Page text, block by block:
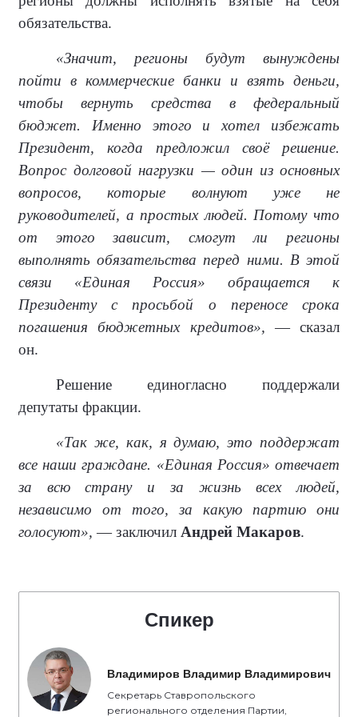
обязательства.
«Значит, регионы будут вынуждены
пойти в коммерческие банки и взять деньги,
чтобы вернуть средства в федеральный
бюджет. Именно этого и хотел избежать
Президент, когда предложил своё решение.
Вопрос долговой нагрузки — один из основных
вопросов, которые волнуют уже не
руководителей, а простых людей. Потому что
от этого зависит, смогут ли регионы
выполнять обязательства перед ними. В этой
связи «Единая Россия» обращается к
Президенту с просьбой о переносе срока
погашения бюджетных кредитов», — сказал
он.
Решение единогласно поддержали
депутаты фракции.
«Так же, как, я думаю, это поддержат
все наши граждане. «Единая Россия» отвечает
за всю страну и за жизнь всех людей,
независимо от того, за какую партию они
голосуют», — заключил Андрей Макаров.
Спикер
Владимиров Владимир Владимирович
Секретарь Ставропольского
регионального отделения Партии,